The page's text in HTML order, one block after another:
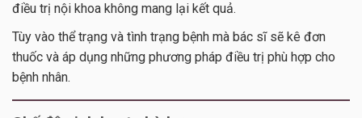
điều trị nội khoa không mang lại kết quả.
Tùy vào thể trạng và tình trạng bệnh mà bác sĩ sẽ kê đơn
thuốc và áp dụng những phương pháp điều trị phù hợp cho
bệnh nhân.